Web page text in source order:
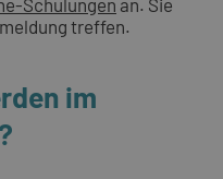
treffen.
im